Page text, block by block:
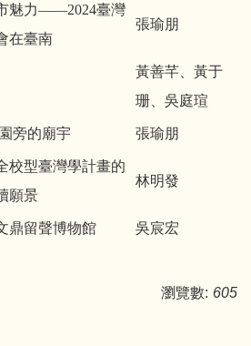
魅力——2024臺灣
在臺南
張瑜朋
黃善芊、黃于
珊、吳庭瑄
旁的廟宇 張瑜朋
型臺灣學計畫的
願景
林明發
留聲博物館 吳宸宏
瀏覽數: 605